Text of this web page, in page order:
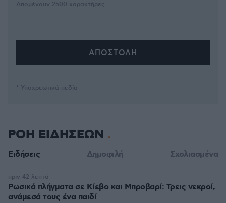
Απομένουν 2500 χαρακτήρες
* Υποχρεωτικά πεδία
ΡΟΗ ΕΙΔΗΣΕΩΝ
Ειδήσεις Δημοφιλή Σχολιασμένα
Ρωσικά πλήγματα σε Κίεβο και Μπροβαρί: Τρεις νεκροί,
ανάμεσά τους ένα παιδί
πριν 42 λεπτά